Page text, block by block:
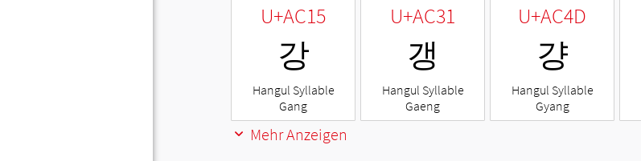
U+AC15
강
Hangul Syllable
Gang
U+AC31
갱
Hangul Syllable
Gaeng
U+AC4D
걍
Hangul Syllable
Gyang
Mehr Anzeigen